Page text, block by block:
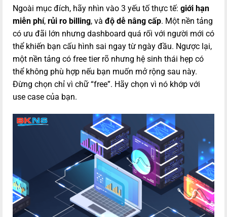
Ngoài mục đích, hãy nhìn vào 3 yếu tố thực tế: giới hạn
miễn phí, rủi ro billing, và độ dễ nâng cấp. Một nền tảng
có ưu đãi lớn nhưng dashboard quá rối với người mới có
thể khiến bạn cấu hình sai ngay từ ngày đầu. Ngược lại,
một nền tảng có free tier rõ nhưng hệ sinh thái hẹp có
thể không phù hợp nếu bạn muốn mở rộng sau này.
Đừng chọn chỉ vì chữ “free”. Hãy chọn vì nó khớp với
use case của bạn.